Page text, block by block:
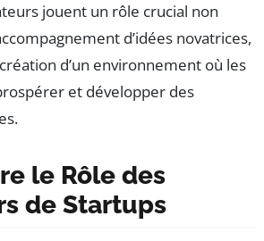
jouent un rôle crucial non
d’idées novatrices,
d’un environnement où les
et développer des
le Rôle des
de Startups